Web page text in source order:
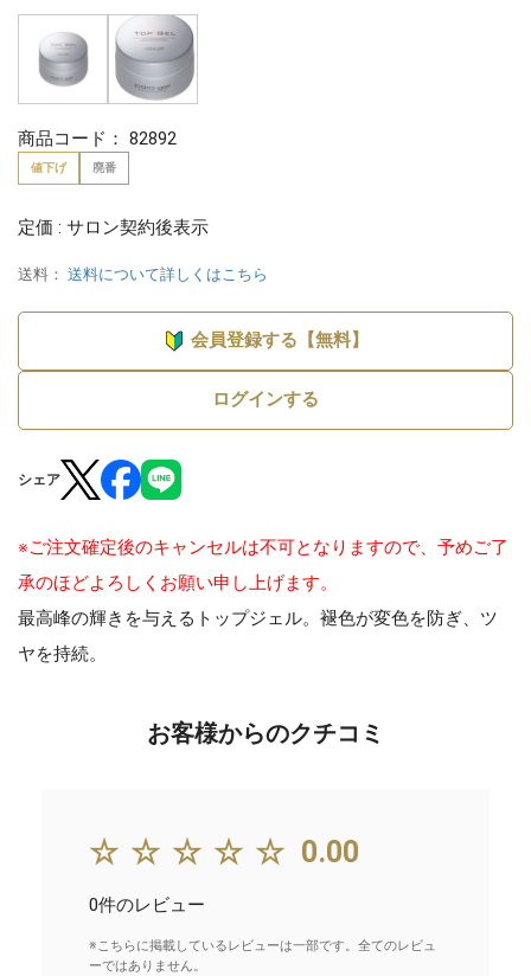
商品コード： 82892
値下げ 廃番
定価 : サロン契約後表示
送料： 送料について詳しくはこちら
会員登録する【無料】
ログインする
シェア
※ご注文確定後のキャンセルは不可となりますので、予めご了
承のほどよろしくお願い申し上げます。
最高峰の輝きを与えるトップジェル。褪色が変色を防ぎ、ツ
ヤを持続。
お客様からのクチコミ
☆☆☆☆☆ 0.00
0件のレビュー
※こちらに掲載しているレビューは一部です。全てのレビュ
ーではありません。